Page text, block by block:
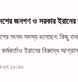
জনগণ ও সরকার
সংসদ সদস্য বলেছেন: কিছু
ইরানের বিরুদ্ধে
২৭ ১০:৩৩